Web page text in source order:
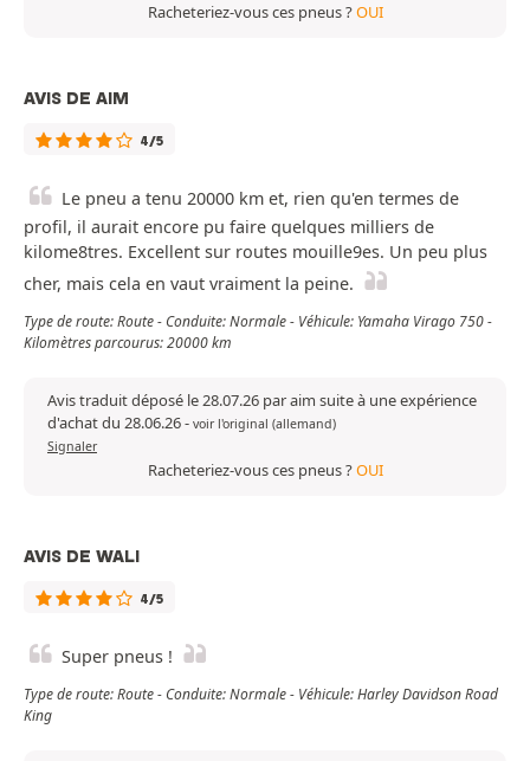
Racheteriez-vous ces pneus ?OUI
AVIS DE AIM
4/5
Le pneu a tenu 20000 km et, rien qu'en termes de
profil, il aurait encore pu faire quelques milliers de
kilome8tres. Excellent sur routes mouille9es. Un peu plus
cher, mais cela en vaut vraiment la peine.
Type de route: Route - Conduite: Normale - Véhicule: Yamaha Virago 750 -
Kilomètres parcourus: 20000 km
Avis traduit déposé le 28.07.26 par aim suite à une expérience
d'achat du 28.06.26- voir l'original (allemand)
Signaler
Racheteriez-vous ces pneus ?OUI
AVIS DE WALI
4/5
Super pneus !
Type de route: Route - Conduite: Normale - Véhicule: Harley Davidson Road
King